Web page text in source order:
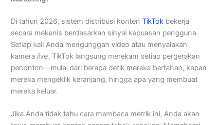
Di tahun 2026, sistem distribusi kontenTikTok bekerja
secara mekanis berdasarkan sinyal kepuasan pengguna.
Setiap kali Anda mengunggah video atau menyalakan
kameralive, TikTok langsung merekam setiap pergerakan
penonton—mulai dari berapa detik mereka bertahan, kapan
mereka mengeklik keranjang, hingga apa yang membuat
mereka keluar.
Jika Anda tidak tahu cara membaca metrik ini, Anda akan